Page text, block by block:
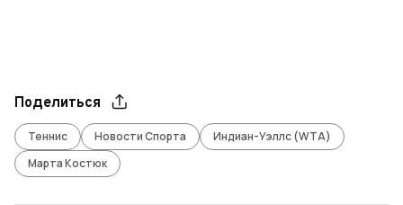
Поделиться
Теннис Новости Спорта
Индиан-Уэллс (WTA)
Марта Костюк